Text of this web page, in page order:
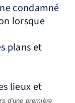
condamné
lorsque
plans et
lieux et
d'une première